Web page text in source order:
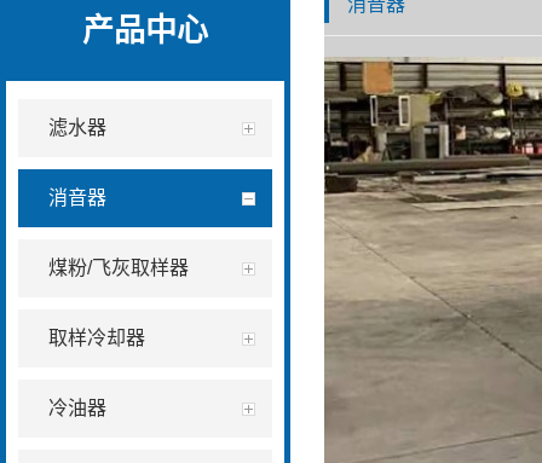
产品中心
滤水器
消音器
煤粉/飞灰取样器
取样冷却器
冷油器
消音器